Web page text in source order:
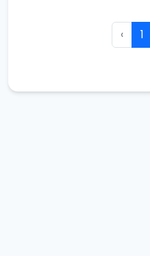
14/05/2025
REGISTRO
COMPOSIÇÃO DA
‹ 1